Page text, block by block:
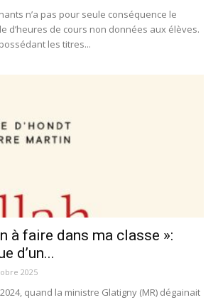
n’a pas pour seule conséquence le
d’heures de cours non données aux élèves.
les titres...
à faire dans ma classe »:
d’un...
2025
quand la ministre Glatigny (MR) dégainait